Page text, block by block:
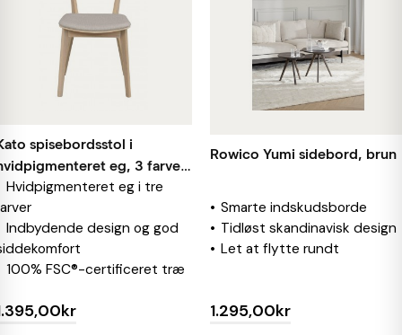
spisebordsstol i
eg, 3 farver
Hvidpigmenteret eg i tre
Indbydende design og god
100% FSC®-certificeret træ
Rowico Yumi sidebord, brun
Smarte indskudsborde
Tidløst skandinavisk design
Let at flytte rundt
1.295,00kr